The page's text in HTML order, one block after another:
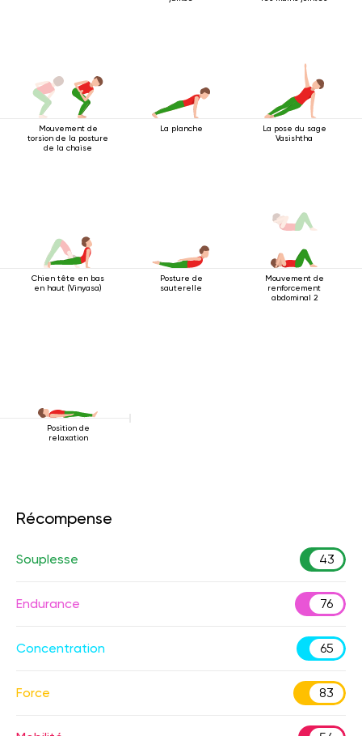
Mouvement de
torsion de la posture
de la chaise
La planche
La pose du sage
Vasishtha
Chien tête en bas
en haut (Vinyasa)
Posture de
sauterelle
Mouvement de
renforcement
abdominal 2
Position de
relaxation
Récompense
Souplesse 43
Endurance 76
Concentration 65
Force 83